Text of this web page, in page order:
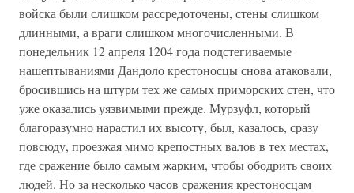
войска были слишком рассредоточены, стены слишком
длинными, а враги слишком многочисленными. В
понедельник 12 апреля 1204 года подстегиваемые
нашептываниями Дандоло крестоносцы снова атаковали,
бросившись на штурм тех же самых приморских стен, что
уже оказались уязвимыми прежде. Мурзуфл, который
благоразумно нарастил их высоту, был, казалось, сразу
повсюду, проезжая мимо крепостных валов в тех местах,
где сражение было самым жарким, чтобы ободрить своих
людей. Но за несколько часов сражения крестоносцам